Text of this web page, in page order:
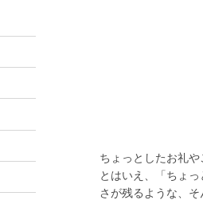
ちょっとしたお礼や
とはいえ、「ちょ
さが残るような、